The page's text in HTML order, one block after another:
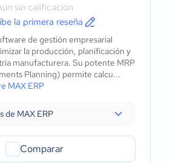
sin calificación
la primera reseña
de gestión empresarial
la producción, planificación y
manufacturera. Su potente MRP
Planning) permite calcu...
MAX ERP
de MAX ERP
Comparar